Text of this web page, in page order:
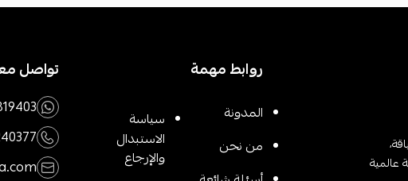
روابط مهمة
المدونة
من نحن
سياسة
الاستبدال
والإرجاع
تواصل